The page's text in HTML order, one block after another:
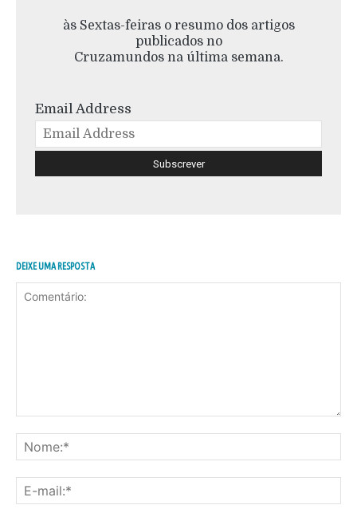
às Sextas-feiras o resumo dos artigos
publicados no
Cruzamundos na última semana.
Email Address
DEIXE UMA RESPOSTA